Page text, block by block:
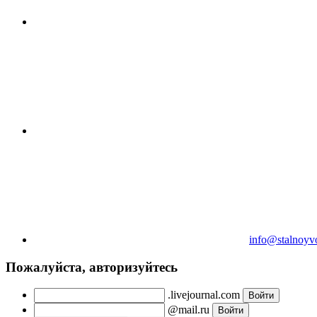
Пожалуйста, авторизуйтесь
.livejournal.com
@mail.ru